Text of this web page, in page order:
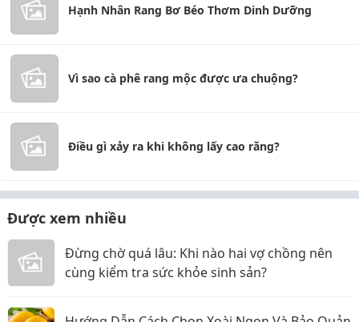
Hạnh Nhân Rang Bơ Béo Thơm Dinh Dưỡng
Vì sao cà phê rang mộc được ưa chuộng?
Điều gì xảy ra khi không lấy cao răng?
Được xem nhiều
Đừng chờ quá lâu: Khi nào hai vợ chồng nên
cùng kiểm tra sức khỏe sinh sản?